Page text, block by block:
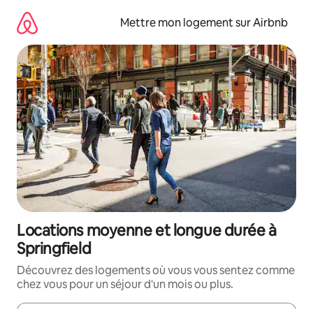
directement
contenu
Mettre mon logement sur Airbnb
Locations moyenne et longue durée à
Springfield
Découvrez des logements où vous vous sentez comme
chez vous pour un séjour d'un mois ou plus.